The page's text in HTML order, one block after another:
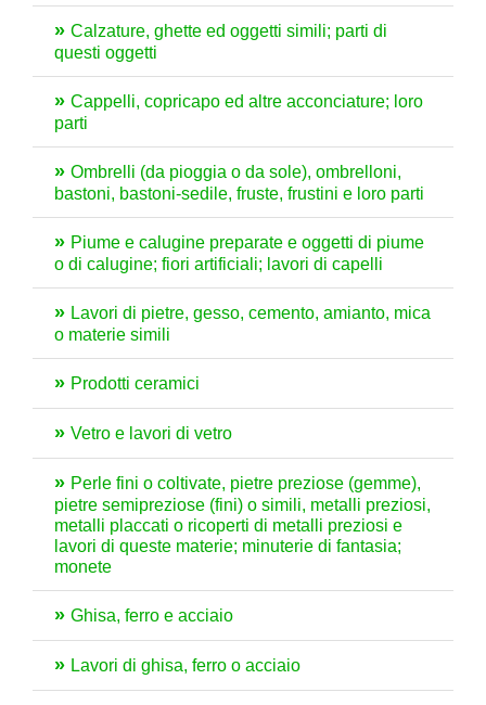
Calzature, ghette ed oggetti simili; parti di
questi oggetti
Cappelli, copricapo ed altre acconciature; loro
parti
Ombrelli (da pioggia o da sole), ombrelloni,
bastoni, bastoni-sedile, fruste, frustini e loro parti
Piume e calugine preparate e oggetti di piume
o di calugine; fiori artificiali; lavori di capelli
Lavori di pietre, gesso, cemento, amianto, mica
o materie simili
Prodotti ceramici
Vetro e lavori di vetro
Perle fini o coltivate, pietre preziose (gemme),
pietre semipreziose (fini) o simili, metalli preziosi,
metalli placcati o ricoperti di metalli preziosi e
lavori di queste materie; minuterie di fantasia;
monete
Ghisa, ferro e acciaio
Lavori di ghisa, ferro o acciaio